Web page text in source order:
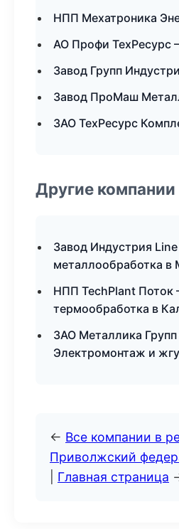
НПП Мехатроника
АО Профи ТехРесурс
Завод Групп
Завод ПроМаш
ЗАО ТехРесурс
Другие компании
Завод Индустрия
металлообработка в
НПП TechPlant Поток
термообработка в
ЗАО Металлика
Электромонтаж и
← Все компании в
Приволжский
Главная страница